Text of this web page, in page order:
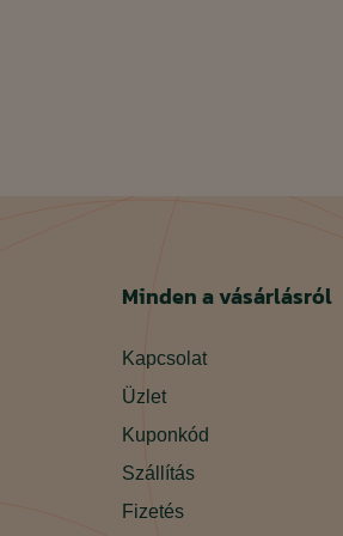
Minden a vásárlásról
Kapcsolat
Üzlet
Kuponkód
Szállítás
Fizetés